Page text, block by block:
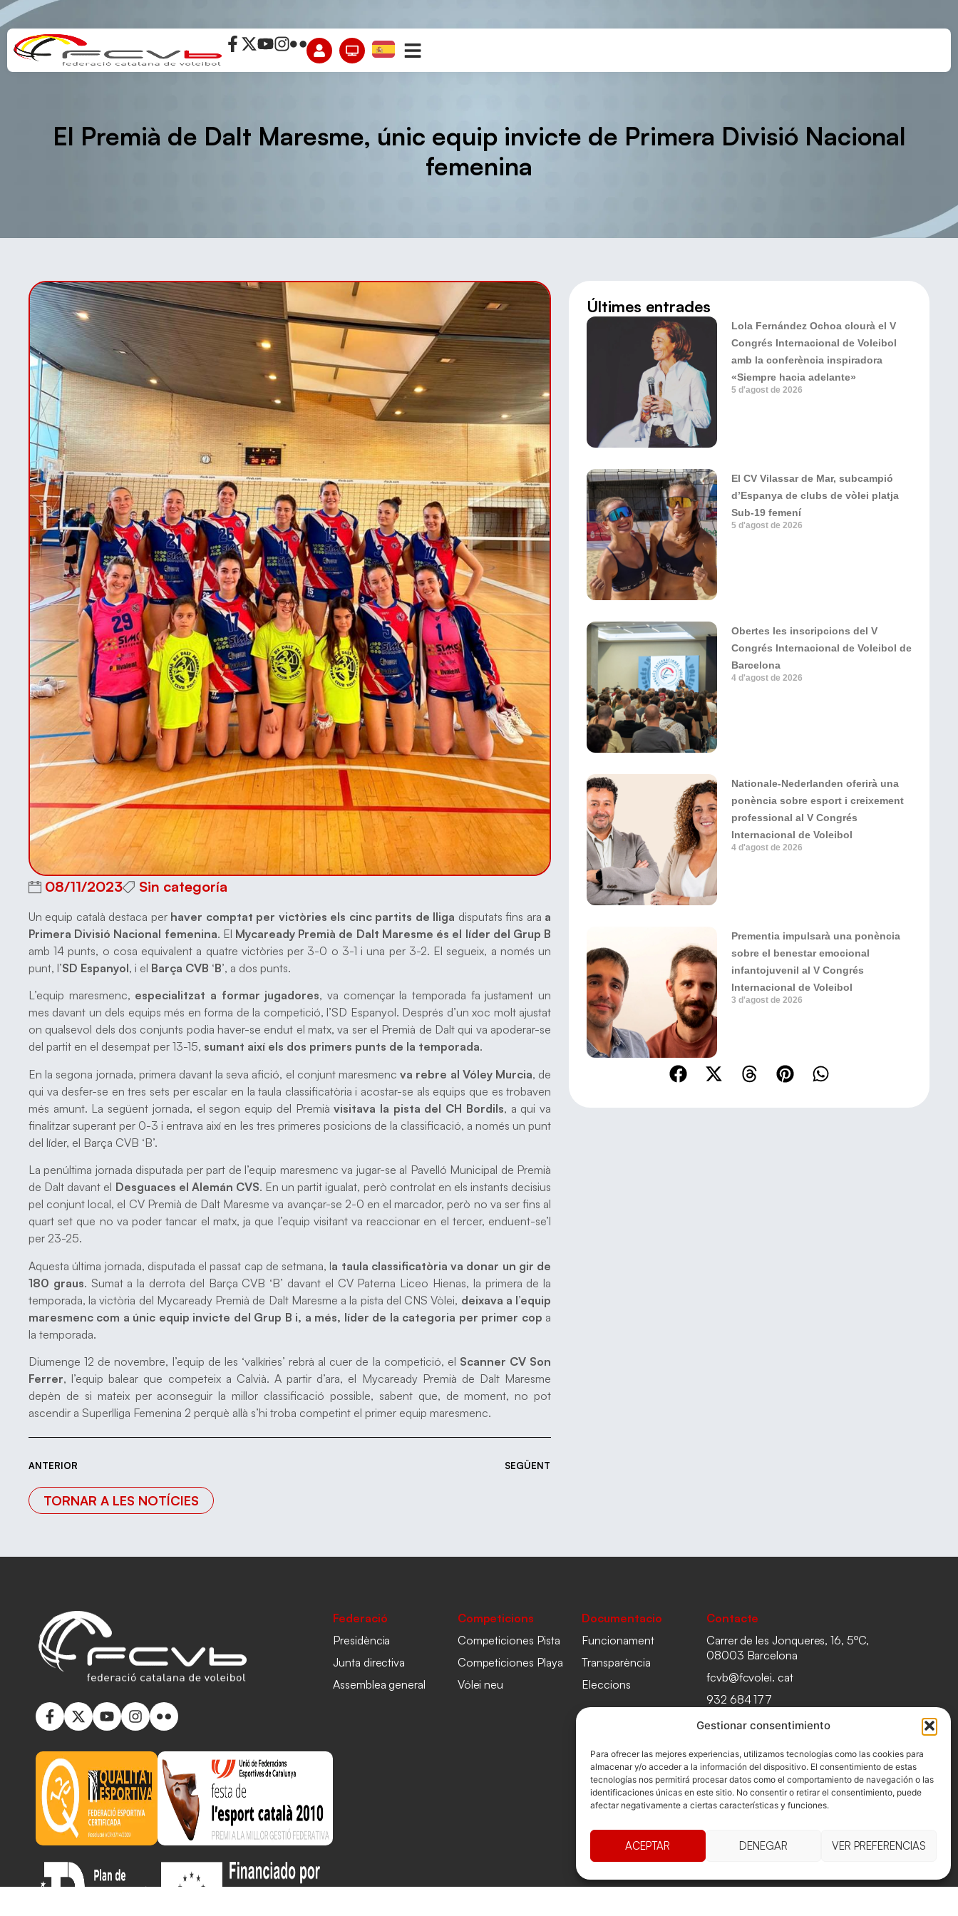
Gestionar consentimiento
Para ofrecer las mejores experiencias, utilizamos tecnologías como las cookies para
almacenar y/o acceder a la información del dispositivo. El consentimiento de estas
tecnologías nos permitirá procesar datos como el comportamiento de navegación o las
identificaciones únicas en este sitio. No consentir o retirar el consentimiento, puede
afectar negativamente a ciertas características y funciones.
ACEPTAR DENEGAR VER PREFERENCIAS
El Premià de Dalt Maresme, únic equip invicte de Primera Divisió Nacional
femenina
08/11/2023 Sin categoría
Un equip català destaca per haver comptat per victòries els cinc partits de lliga disputats fins ara a
Primera Divisió Nacional femenina. El Mycaready Premià de Dalt Maresme és el líder del Grup B
amb 14 punts, o cosa equivalent a quatre victòries per 3-0 o 3-1 i una per 3-2. El segueix, a només un
punt, l’SD Espanyol, i el Barça CVB ‘B’, a dos punts.
L’equip maresmenc, especialitzat a formar jugadores, va començar la temporada fa justament un
mes davant un dels equips més en forma de la competició, l’SD Espanyol. Després d’un xoc molt ajustat
on qualsevol dels dos conjunts podia haver-se endut el matx, va ser el Premià de Dalt qui va apoderar-se
del partit en el desempat per 13-15, sumant així els dos primers punts de la temporada.
En la segona jornada, primera davant la seva afició, el conjunt maresmencva rebre al Vóley Murcia, de
qui va desfer-se en tres sets per escalar en la taula classificatòria i acostar-se als equips que es trobaven
més amunt. La següent jornada, el segon equip del Premiàvisitava la pista del CH Bordils, a qui va
finalitzar superant per 0-3 i entrava així en les tres primeres posicions de la classificació, a només un punt
del líder, el Barça CVB ‘B’.
La penúltima jornada disputada per part de l’equip maresmenc va jugar-se al Pavelló Municipal de Premià
de Dalt davant el Desguaces el Alemán CVS. En un partit igualat, però controlat en els instants decisius
pel conjunt local, el CV Premià de Dalt Maresme va avançar-se 2-0 en el marcador, però no va ser fins al
quart set que no va poder tancar el matx, ja que l’equip visitant va reaccionar en el tercer, enduent-se’l
per 23-25.
Aquesta última jornada, disputada el passat cap de setmana, la taula classificatòria va donar un gir de
180 graus. Sumat a la derrota del Barça CVB ‘B’ davant el CV Paterna Liceo Hienas, la primera de la
temporada, la victòria del Mycaready Premià de Dalt Maresme a la pista del CNS Vòlei, deixava a l’equip
maresmenc com a únic equip invicte del Grup B i, a més, líder de la categoria per primer cop a
la temporada.
Diumenge 12 de novembre, l’equip de les ‘valkíries’ rebrà al cuer de la competició, el Scanner CV Son
Ferrer, l’equip balear que competeix a Calvià. A partir d’ara, el Mycaready Premià de Dalt Maresme
depèn de si mateix per aconseguir la millor classificació possible, sabent que, de moment, no pot
ascendir a Superlliga Femenina 2 perquè allà s’hi troba competint el primer equip maresmenc.
ANTERIOR SEGÜENT
TORNAR A LES NOTÍCIES
Últimes entrades
Lola Fernández Ochoa clourà el V
Congrés Internacional de Voleibol
amb la conferència inspiradora
«Siempre hacia adelante»
5 d'agost de 2026
El CV Vilassar de Mar, subcampió
d’Espanya de clubs de vòlei platja
Sub-19 femení
5 d'agost de 2026
Obertes les inscripcions del V
Congrés Internacional de Voleibol de
Barcelona
4 d'agost de 2026
Nationale-Nederlanden oferirà una
ponència sobre esport i creixement
professional al V Congrés
Internacional de Voleibol
4 d'agost de 2026
Prementia impulsarà una ponència
sobre el benestar emocional
infantojuvenil al V Congrés
Internacional de Voleibol
3 d'agost de 2026
Federació
Presidència
Junta directiva
Assemblea general
Competicions
Competiciones Pista
Competiciones Playa
Vólei neu
Documentacio
Funcionament
Transparència
Eleccions
Contacte
Carrer de les Jonqueres, 16, 5ºC,
08003 Barcelona
fcvb@fcvolei. cat
932 684 177